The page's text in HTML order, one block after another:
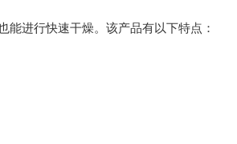
进行快速干燥。该产品有以下特点：